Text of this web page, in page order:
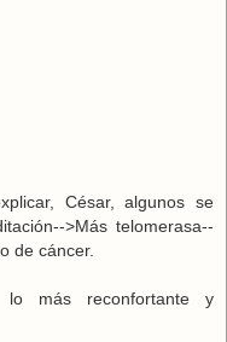
César, algunos se
>Más telomerasa--
de cáncer.
más reconfortante y